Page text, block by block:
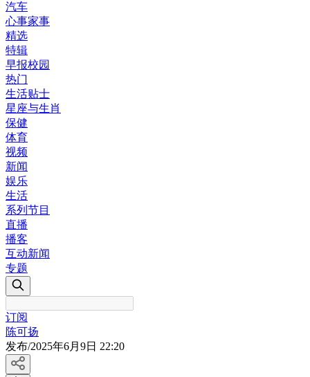
汽车
心事家事
精选
特辑
早报校园
热门
生活贴士
星座与生肖
保健
体育
视频
新闻
娱乐
生活
系列节目
直播
播客
互动新闻
专题
订阅
陈可扬
发布/2025年6月9日 22:20